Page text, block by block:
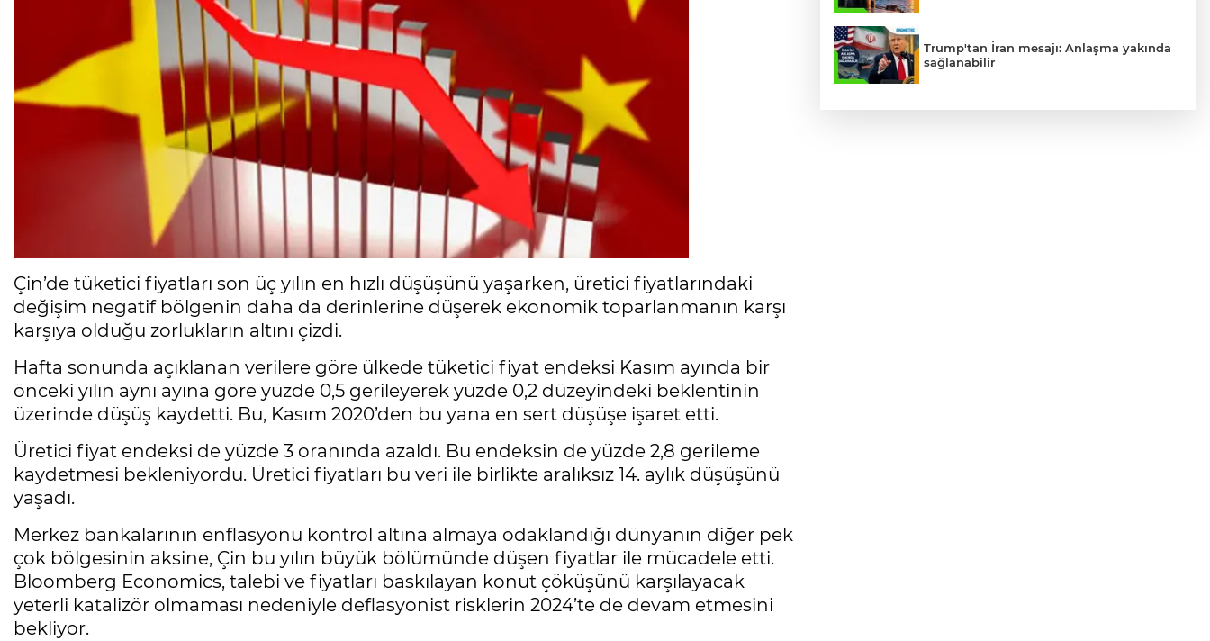
Çin’de tüketici fiyatları son üç yılın en hızlı düşüşünü yaşarken, üretici fiyatlarındaki
değişim negatif bölgenin daha da derinlerine düşerek ekonomik toparlanmanın karşı
karşıya olduğu zorlukların altını çizdi.
Hafta sonunda açıklanan verilere göre ülkede tüketici fiyat endeksi Kasım ayında bir
önceki yılın aynı ayına göre yüzde 0,5 gerileyerek yüzde 0,2 düzeyindeki beklentinin
üzerinde düşüş kaydetti. Bu, Kasım 2020’den bu yana en sert düşüşe işaret etti.
Üretici fiyat endeksi de yüzde 3 oranında azaldı. Bu endeksin de yüzde 2,8 gerileme
kaydetmesi bekleniyordu. Üretici fiyatları bu veri ile birlikte aralıksız 14. aylık düşüşünü
yaşadı.
Merkez bankalarının enflasyonu kontrol altına almaya odaklandığı dünyanın diğer pek
çok bölgesinin aksine, Çin bu yılın büyük bölümünde düşen fiyatlar ile mücadele etti.
Bloomberg Economics, talebi ve fiyatları baskılayan konut çöküşünü karşılayacak
yeterli katalizör olmaması nedeniyle deflasyonist risklerin 2024’te de devam etmesini
bekliyor.
Trump'tan İran mesajı: Anlaşma yakında
sağlanabilir